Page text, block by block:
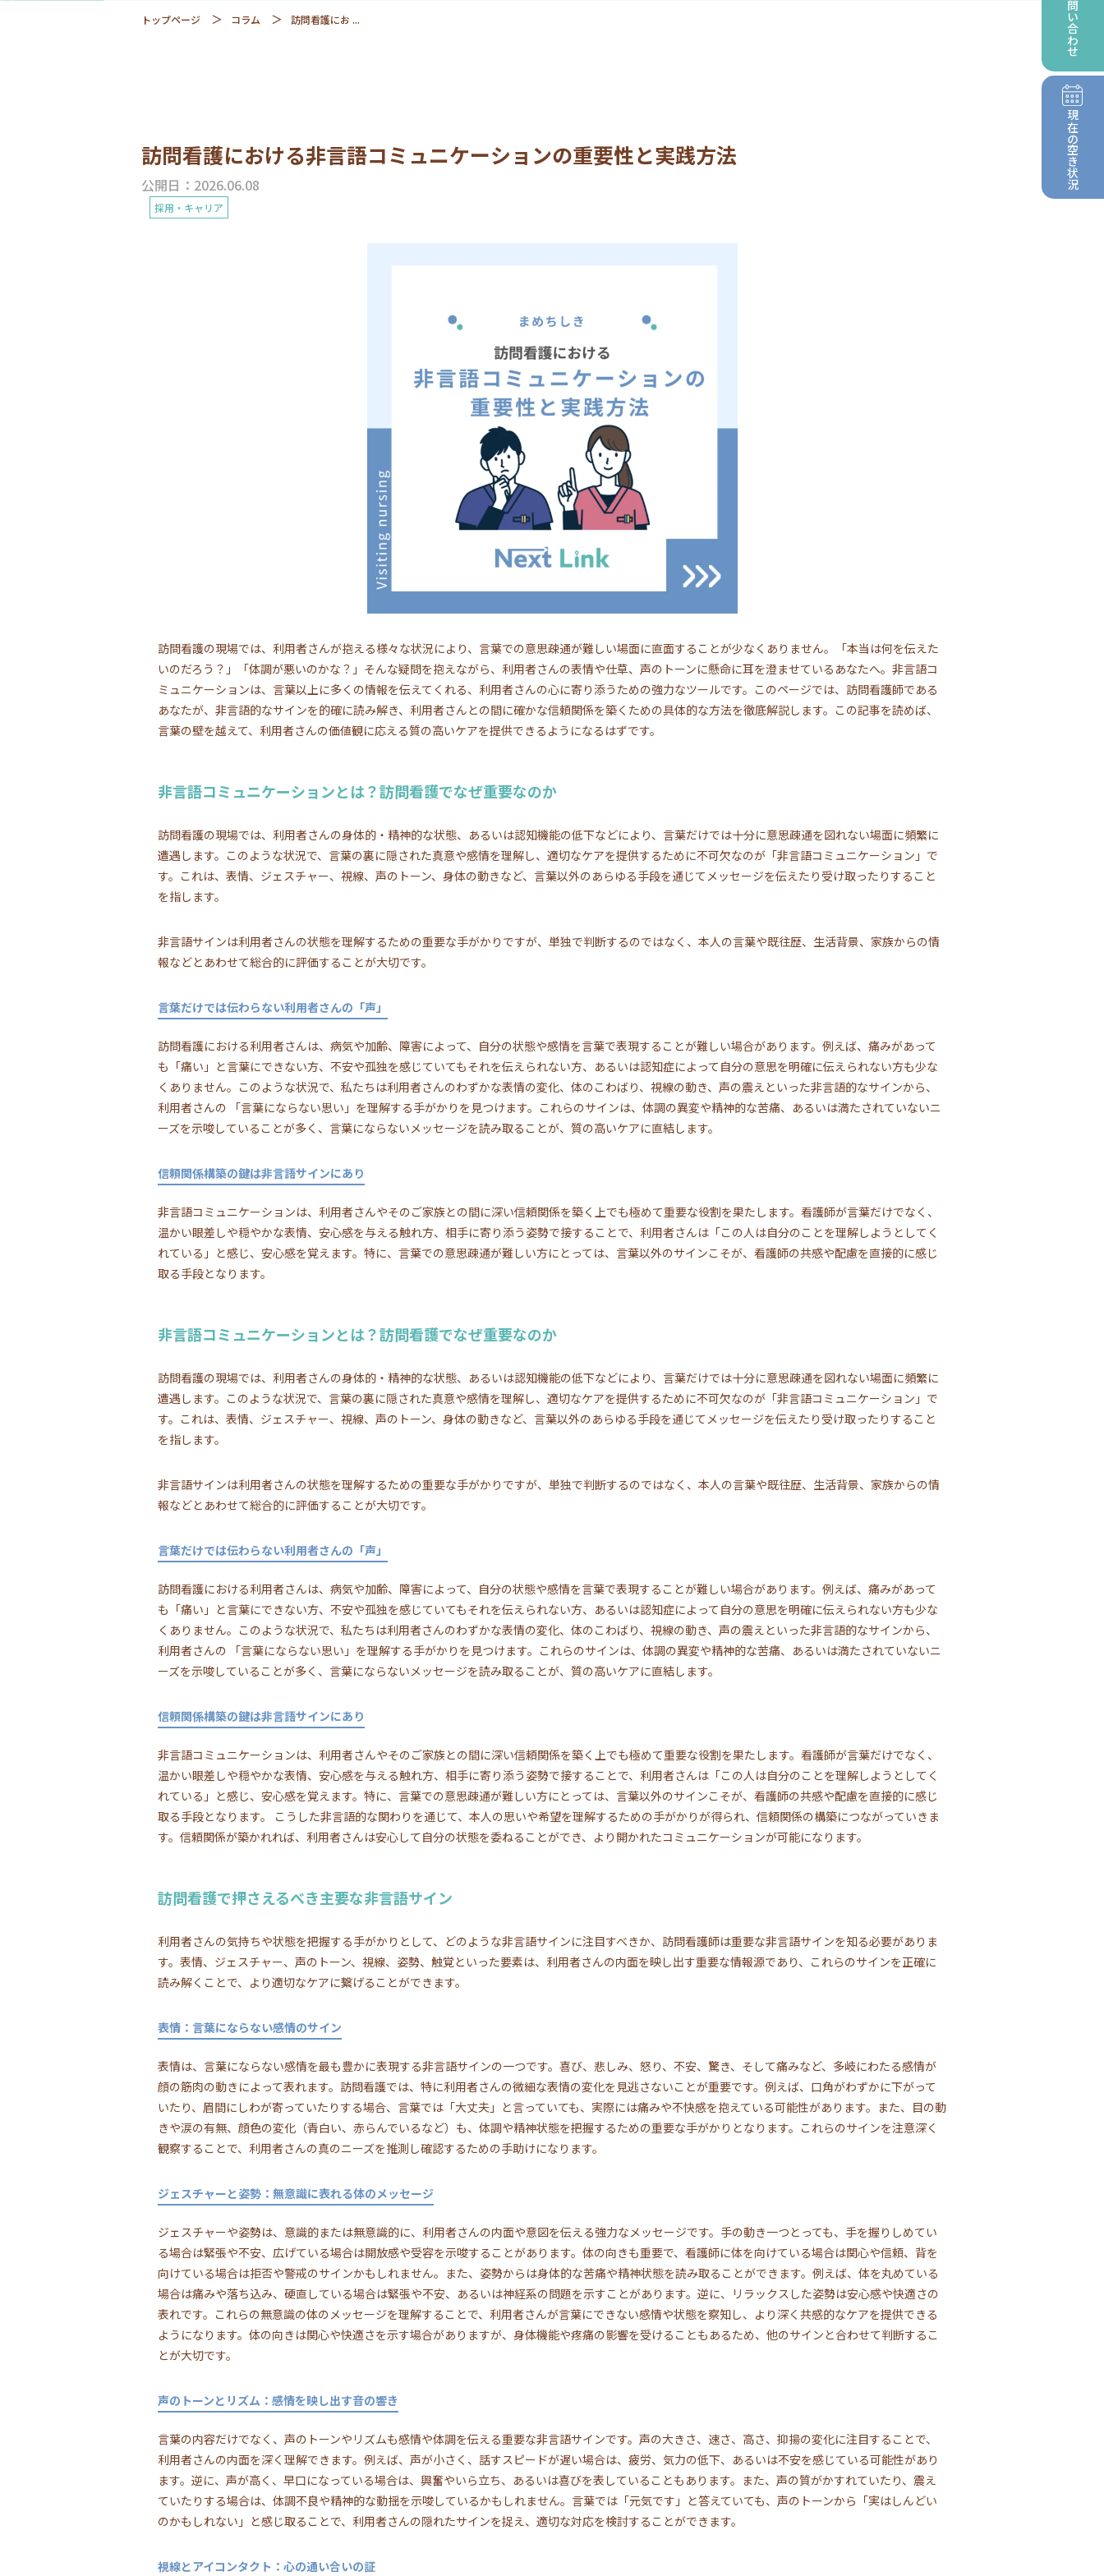
トップページ コラム 訪問看護にお ...
訪問看護における非言語コミュニケーションの重要性と実践方法
公開日：2026.06.08
採用・キャリア
訪問看護の現場では、利用者さんが抱える様々な状況により、言葉での意思疎通が難しい場面に直面することが少なくありません。「本当は何を伝えた
いのだろう？」「体調が悪いのかな？」そんな疑問を抱えながら、利用者さんの表情や仕草、声のトーンに懸命に耳を澄ませているあなたへ。非言語コ
ミュニケーションは、言葉以上に多くの情報を伝えてくれる、利用者さんの心に寄り添うための強力なツールです。このページでは、訪問看護師である
あなたが、非言語的なサインを的確に読み解き、利用者さんとの間に確かな信頼関係を築くための具体的な方法を徹底解説します。この記事を読めば、
言葉の壁を越えて、利用者さんの価値観に応える質の高いケアを提供できるようになるはずです。
非言語コミュニケーションとは？訪問看護でなぜ重要なのか
訪問看護の現場では、利用者さんの身体的・精神的な状態、あるいは認知機能の低下などにより、言葉だけでは十分に意思疎通を図れない場面に頻繁に
遭遇します。このような状況で、言葉の裏に隠された真意や感情を理解し、適切なケアを提供するために不可欠なのが「非言語コミュニケーション」で
す。これは、表情、ジェスチャー、視線、声のトーン、身体の動きなど、言葉以外のあらゆる手段を通じてメッセージを伝えたり受け取ったりすること
を指します。
非言語サインは利用者さんの状態を理解するための重要な手がかりですが、単独で判断するのではなく、本人の言葉や既往歴、生活背景、家族からの情
報などとあわせて総合的に評価することが大切です。
言葉だけでは伝わらない利用者さんの「声」
訪問看護における利用者さんは、病気や加齢、障害によって、自分の状態や感情を言葉で表現することが難しい場合があります。例えば、痛みがあって
も「痛い」と言葉にできない方、不安や孤独を感じていてもそれを伝えられない方、あるいは認知症によって自分の意思を明確に伝えられない方も少な
くありません。このような状況で、私たちは利用者さんのわずかな表情の変化、体のこわばり、視線の動き、声の震えといった非言語的なサインから、
利用者さんの 「言葉にならない思い」を理解する手がかりを見つけます。これらのサインは、体調の異変や精神的な苦痛、あるいは満たされていないニ
ーズを示唆していることが多く、言葉にならないメッセージを読み取ることが、質の高いケアに直結します。
信頼関係構築の鍵は非言語サインにあり
非言語コミュニケーションは、利用者さんやそのご家族との間に深い信頼関係を築く上でも極めて重要な役割を果たします。看護師が言葉だけでなく、
温かい眼差しや穏やかな表情、安心感を与える触れ方、相手に寄り添う姿勢で接することで、利用者さんは「この人は自分のことを理解しようとしてく
れている」と感じ、安心感を覚えます。特に、言葉での意思疎通が難しい方にとっては、言葉以外のサインこそが、看護師の共感や配慮を直接的に感じ
取る手段となります。
非言語コミュニケーションとは？訪問看護でなぜ重要なのか
訪問看護の現場では、利用者さんの身体的・精神的な状態、あるいは認知機能の低下などにより、言葉だけでは十分に意思疎通を図れない場面に頻繁に
遭遇します。このような状況で、言葉の裏に隠された真意や感情を理解し、適切なケアを提供するために不可欠なのが「非言語コミュニケーション」で
す。これは、表情、ジェスチャー、視線、声のトーン、身体の動きなど、言葉以外のあらゆる手段を通じてメッセージを伝えたり受け取ったりすること
を指します。
非言語サインは利用者さんの状態を理解するための重要な手がかりですが、単独で判断するのではなく、本人の言葉や既往歴、生活背景、家族からの情
報などとあわせて総合的に評価することが大切です。
言葉だけでは伝わらない利用者さんの「声」
訪問看護における利用者さんは、病気や加齢、障害によって、自分の状態や感情を言葉で表現することが難しい場合があります。例えば、痛みがあって
も「痛い」と言葉にできない方、不安や孤独を感じていてもそれを伝えられない方、あるいは認知症によって自分の意思を明確に伝えられない方も少な
くありません。このような状況で、私たちは利用者さんのわずかな表情の変化、体のこわばり、視線の動き、声の震えといった非言語的なサインから、
利用者さんの 「言葉にならない思い」を理解する手がかりを見つけます。これらのサインは、体調の異変や精神的な苦痛、あるいは満たされていないニ
ーズを示唆していることが多く、言葉にならないメッセージを読み取ることが、質の高いケアに直結します。
信頼関係構築の鍵は非言語サインにあり
非言語コミュニケーションは、利用者さんやそのご家族との間に深い信頼関係を築く上でも極めて重要な役割を果たします。看護師が言葉だけでなく、
温かい眼差しや穏やかな表情、安心感を与える触れ方、相手に寄り添う姿勢で接することで、利用者さんは「この人は自分のことを理解しようとしてく
れている」と感じ、安心感を覚えます。特に、言葉での意思疎通が難しい方にとっては、言葉以外のサインこそが、看護師の共感や配慮を直接的に感じ
取る手段となります。 こうした非言語的な関わりを通じて、本人の思いや希望を理解するための手がかりが得られ、信頼関係の構築につながっていきま
す。信頼関係が築かれれば、利用者さんは安心して自分の状態を委ねることができ、より開かれたコミュニケーションが可能になります。
訪問看護で押さえるべき主要な非言語サイン
利用者さんの気持ちや状態を把握する手がかりとして、どのような非言語サインに注目すべきか、訪問看護師は重要な非言語サインを知る必要がありま
す。表情、ジェスチャー、声のトーン、視線、姿勢、触覚といった要素は、利用者さんの内面を映し出す重要な情報源であり、これらのサインを正確に
読み解くことで、より適切なケアに繋げることができます。
表情：言葉にならない感情のサイン
表情は、言葉にならない感情を最も豊かに表現する非言語サインの一つです。喜び、悲しみ、怒り、不安、驚き、そして痛みなど、多岐にわたる感情が
顔の筋肉の動きによって表れます。訪問看護では、特に利用者さんの微細な表情の変化を見逃さないことが重要です。例えば、口角がわずかに下がって
いたり、眉間にしわが寄っていたりする場合、言葉では「大丈夫」と言っていても、実際には痛みや不快感を抱えている可能性があります。また、目の動
きや涙の有無、顔色の変化（青白い、赤らんでいるなど）も、体調や精神状態を把握するための重要な手がかりとなります。これらのサインを注意深く
観察することで、利用者さんの真のニーズを推測し確認するための手助けになります。
ジェスチャーと姿勢：無意識に表れる体のメッセージ
ジェスチャーや姿勢は、意識的または無意識的に、利用者さんの内面や意図を伝える強力なメッセージです。手の動き一つとっても、手を握りしめてい
る場合は緊張や不安、広げている場合は開放感や受容を示唆することがあります。体の向きも重要で、看護師に体を向けている場合は関心や信頼、背を
向けている場合は拒否や警戒のサインかもしれません。また、姿勢からは身体的な苦痛や精神状態を読み取ることができます。例えば、体を丸めている
場合は痛みや落ち込み、硬直している場合は緊張や不安、あるいは神経系の問題を示すことがあります。逆に、リラックスした姿勢は安心感や快適さの
表れです。これらの無意識の体のメッセージを理解することで、利用者さんが言葉にできない感情や状態を察知し、より深く共感的なケアを提供できる
ようになります。体の向きは関心や快適さを示す場合がありますが、身体機能や疼痛の影響を受けることもあるため、他のサインと合わせて判断するこ
とが大切です。
声のトーンとリズム：感情を映し出す音の響き
言葉の内容だけでなく、声のトーンやリズムも感情や体調を伝える重要な非言語サインです。声の大きさ、速さ、高さ、抑揚の変化に注目することで、
利用者さんの内面を深く理解できます。例えば、声が小さく、話すスピードが遅い場合は、疲労、気力の低下、あるいは不安を感じている可能性があり
ます。逆に、声が高く、早口になっている場合は、興奮やいら立ち、あるいは喜びを表していることもあります。また、声の質がかすれていたり、震え
ていたりする場合は、体調不良や精神的な動揺を示唆しているかもしれません。言葉では「元気です」と答えていても、声のトーンから「実はしんどい
のかもしれない」と感じ取ることで、利用者さんの隠れたサインを捉え、適切な対応を検討することができます。
視線とアイコンタクト：心の通い合いの証
お問い合わせ
現在の
空き状況